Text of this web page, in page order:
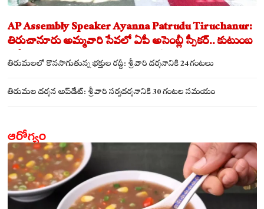
AP Assembly Speaker Ayanna Patrudu Tiruchanur:
తిరుచానూరు అమ్మవారి సేవలో ఏపీ అసెంబ్లీ స్పీకర్.. కుటుంబ
సమేతంగా దర్శించుకున్న అయ్యన్నపాత్రుడు!
తిరుమలలో కొనసాగుతున్న భక్తుల రద్దీ: శ్రీవారి దర్శనానికి 24 గంటలు
తిరుమల దర్శన అప్‌డేట్: శ్రీవారి సర్వదర్శనానికి 30 గంటల సమయం
ఆరోగ్యం